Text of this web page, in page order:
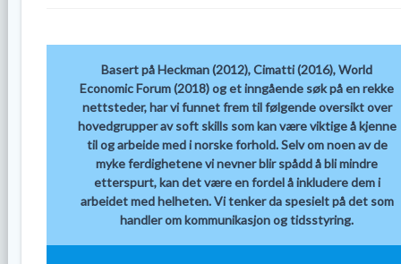
Basert på Heckman (2012), Cimatti (2016), World
Economic Forum (2018) og et inngående søk på en rekke
nettsteder, har vi funnet frem til følgende oversikt over
hovedgrupper av soft skills som kan være viktige å kjenne
til og arbeide med i norske forhold. Selv om noen av de
myke ferdighetene vi nevner blir spådd å bli mindre
etterspurt, kan det være en fordel å inkludere dem i
arbeidet med helheten. Vi tenker da spesielt på det som
handler om kommunikasjon og tidsstyring.